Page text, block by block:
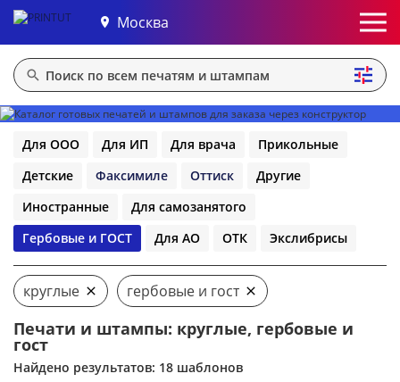
Москва
Для ООО Для ИП Для врача
Прикольные
Детские
Факсимиле Оттиск
Другие
Иностранные
Для самозанятого
Гербовые и ГОСТ
Для АО ОТК Экслибрисы
круглые гербовые и гост
Печати и штампы: круглые, гербовые и
гост
Найдено результатов: 18 шаблонов